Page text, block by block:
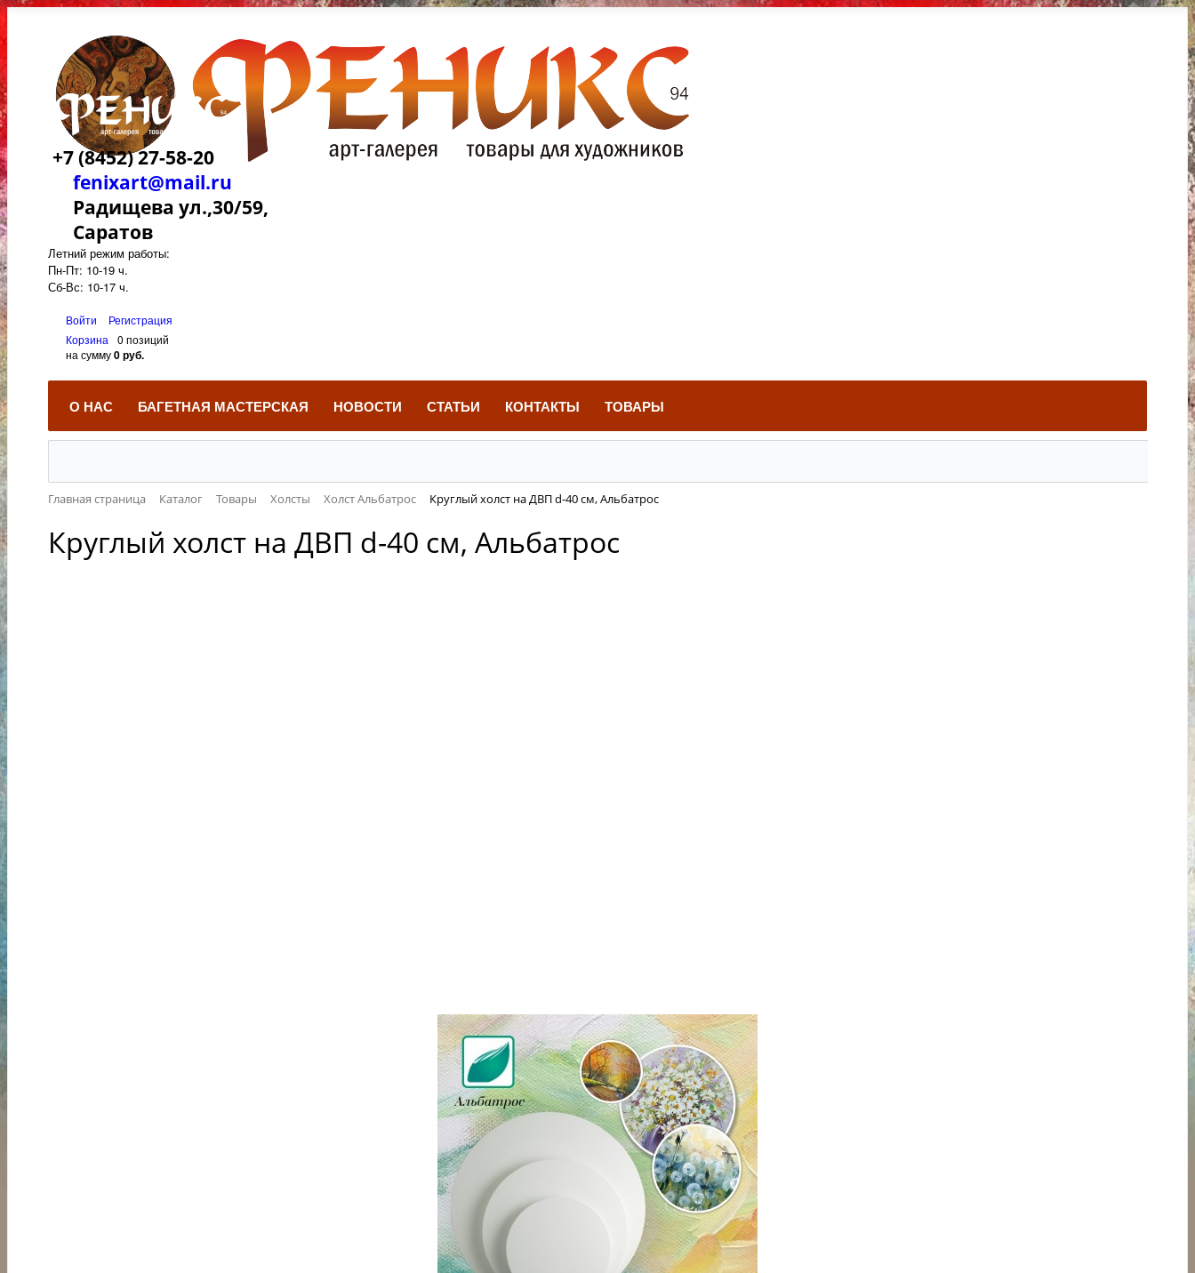
+7 (8452) 27-58-20
fenixart@mail.ru
Радищева ул.,30/59,
Саратов
Летний режим работы:
Пн-Пт: 10-19 ч.
Сб-Вс: 10-17 ч.
Войти
Регистрация
Корзина
0 позиций
на сумму0 руб.
О НАС БАГЕТНАЯ МАСТЕРСКАЯ НОВОСТИ СТАТЬИ КОНТАКТЫ ТОВАРЫ
Главная страница Каталог Товары Холсты Холст Альбатрос Круглый холст на ДВП d-40 см, Альбатрос
Круглый холст на ДВП d-40 см, Альбатрос